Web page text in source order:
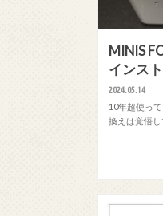
MINIS
インス
2024.05.14
10年超使っ
換えは覚悟し